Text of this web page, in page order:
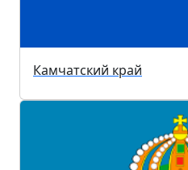
Камчатский край